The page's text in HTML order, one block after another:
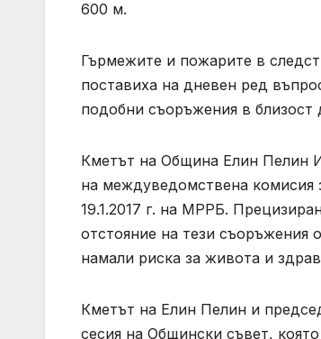
600 м.
Гърмежите и пожарите в
поставиха на дневен ред
подобни съоръжения в близост
Кметът на Община Елин Пелин
на междуведомствена
19.1.2017 г. на МРРБ.
отстояние на тези
намали риска за живота и
Кметът на Елин Пелин и
сесия на Общински съвет,